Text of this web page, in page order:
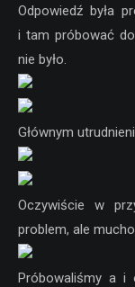
Odpowiedź była
i tam próbować
nie było.
Głównym
Oczywiście w
problem, ale
Próbowaliśmy a i